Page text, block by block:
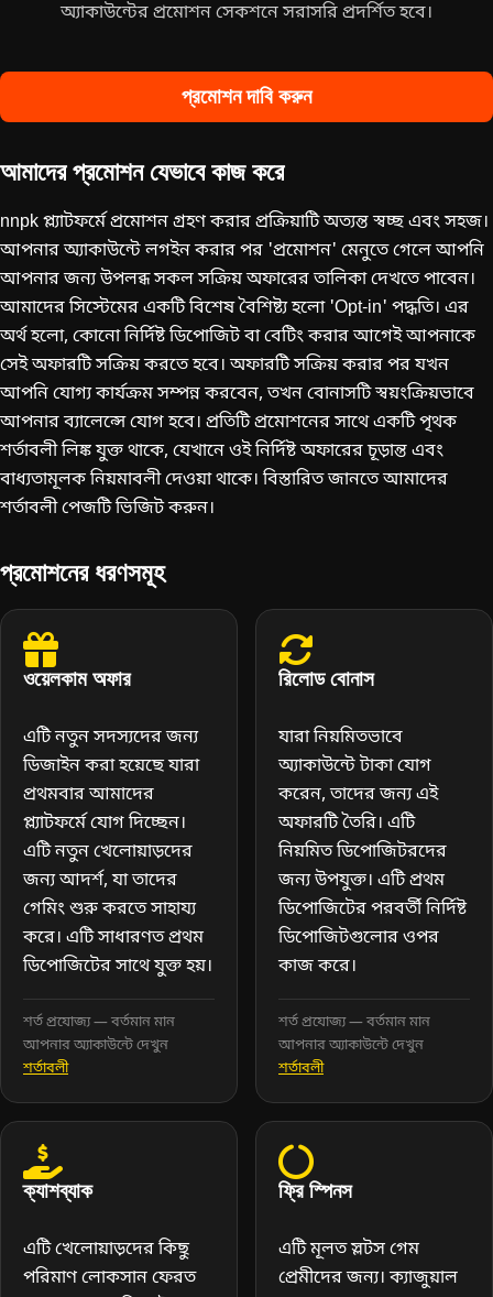
অ্যাকাউন্টের প্রমোশন সেকশনে সরাসরি প্রদর্শিত হবে।
প্রমোশন দাবি করুন
আমাদের প্রমোশন যেভাবে কাজ করে
nnpk প্ল্যাটফর্মে প্রমোশন গ্রহণ করার প্রক্রিয়াটি অত্যন্ত স্বচ্ছ এবং সহজ।
আপনার অ্যাকাউন্টে লগইন করার পর 'প্রমোশন' মেনুতে গেলে আপনি
আপনার জন্য উপলব্ধ সকল সক্রিয় অফারের তালিকা দেখতে পাবেন।
আমাদের সিস্টেমের একটি বিশেষ বৈশিষ্ট্য হলো 'Opt-in' পদ্ধতি। এর
অর্থ হলো, কোনো নির্দিষ্ট ডিপোজিট বা বেটিং করার আগেই আপনাকে
সেই অফারটি সক্রিয় করতে হবে। অফারটি সক্রিয় করার পর যখন
আপনি যোগ্য কার্যক্রম সম্পন্ন করবেন, তখন বোনাসটি স্বয়ংক্রিয়ভাবে
আপনার ব্যালেন্সে যোগ হবে। প্রতিটি প্রমোশনের সাথে একটি পৃথক
শর্তাবলী লিঙ্ক যুক্ত থাকে, যেখানে ওই নির্দিষ্ট অফারের চূড়ান্ত এবং
বাধ্যতামূলক নিয়মাবলী দেওয়া থাকে। বিস্তারিত জানতে আমাদের
শর্তাবলীপেজটি ভিজিট করুন।
প্রমোশনের ধরণসমূহ
ওয়েলকাম অফার
এটি নতুন সদস্যদের জন্য
ডিজাইন করা হয়েছে যারা
প্রথমবার আমাদের
প্ল্যাটফর্মে যোগ দিচ্ছেন।
এটি নতুন খেলোয়াড়দের
জন্য আদর্শ, যা তাদের
গেমিং শুরু করতে সাহায্য
করে। এটি সাধারণত প্রথম
ডিপোজিটের সাথে যুক্ত হয়।
শর্ত প্রযোজ্য — বর্তমান মান
আপনার অ্যাকাউন্টে দেখুন
শর্তাবলী
রিলোড বোনাস
যারা নিয়মিতভাবে
অ্যাকাউন্টে টাকা যোগ
করেন, তাদের জন্য এই
অফারটি তৈরি। এটি
নিয়মিত ডিপোজিটরদের
জন্য উপযুক্ত। এটি প্রথম
ডিপোজিটের পরবর্তী নির্দিষ্ট
ডিপোজিটগুলোর ওপর
কাজ করে।
শর্ত প্রযোজ্য — বর্তমান মান
আপনার অ্যাকাউন্টে দেখুন
শর্তাবলী
ক্যাশব্যাক
এটি খেলোয়াড়দের কিছু
পরিমাণ লোকসান ফেরত
ফ্রি স্পিনস
এটি মূলত স্লটস গেম
প্রেমীদের জন্য। ক্যাজুয়াল